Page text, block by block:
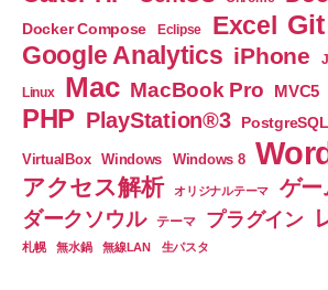
応
大
容
か
つ
コ
ン
パ
ク
5
4S
/
Docker Compose Eclipse Excel Git
Google Analytics iPhone
Linux Mac MacBook Pro MVC5
PHP PlayStation®3 PostgreSQL
VirtualBox Windows Windows 8
アクセス解析 オリジナルテーマ ゲー
ダークソウル テーマ プラグイン
札幌 無水鍋 無線LAN 生パスタ